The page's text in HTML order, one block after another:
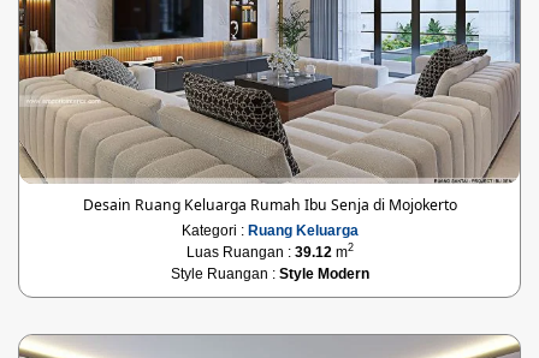
Desain Ruang Keluarga Rumah Ibu Senja di Mojokerto
Kategori : Ruang Keluarga
Luas Ruangan : 39.12 m2
Style Ruangan : Style Modern